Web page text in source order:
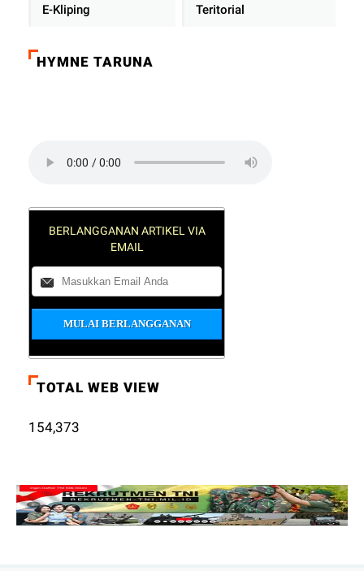
E-Kliping Teritorial
HYMNE TARUNA
BERLANGGANAN ARTIKEL VIA
EMAIL
TOTAL WEB VIEW
154,373